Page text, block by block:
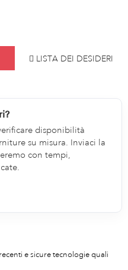
LISTA DEI DESIDERI
disponibilità
su misura. Inviaci la
con tempi,
e sicure tecnologie quali